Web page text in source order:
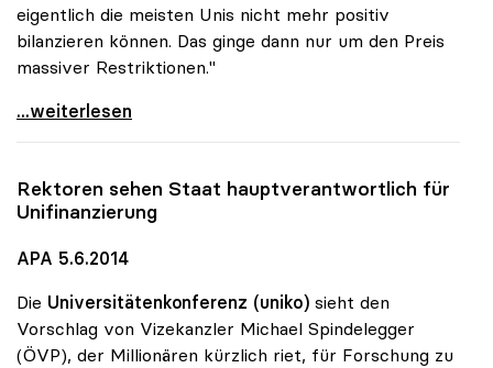
eigentlich die meisten Unis nicht mehr positiv
bilanzieren können. Das ginge dann nur um den Preis
massiver Restriktionen."
uniko: Uni-Milliarde ist „keine Megaforderung\"
...weiterlesen
Rektoren sehen Staat hauptverantwortlich für
Unifinanzierung
APA 5.6.2014
Die Universitätenkonferenz (uniko) sieht den
Vorschlag von Vizekanzler Michael Spindelegger
(ÖVP), der Millionären kürzlich riet, für Forschung zu